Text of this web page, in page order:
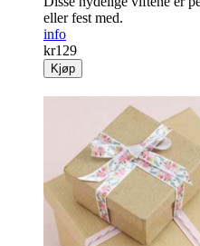
eller fest med.
info
kr129
Kjøp